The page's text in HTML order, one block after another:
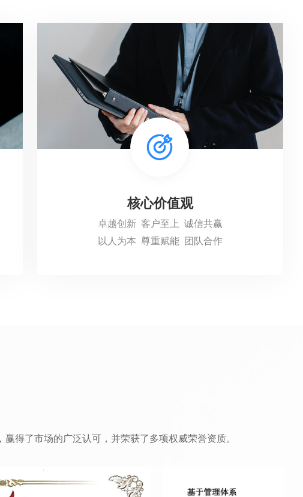
核心价值观
卓越创新 客户至上 诚信共赢
以人为本 尊重赋能 团队合作
得了市场的广泛认可，并荣获了多项权威荣誉资质。